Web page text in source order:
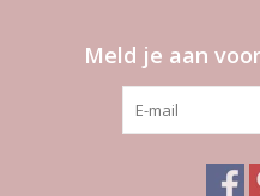
Meld je aan